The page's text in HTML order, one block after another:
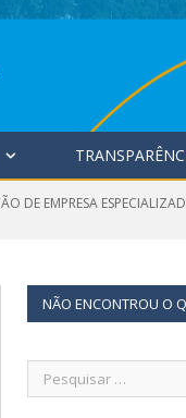
DE EMPRESA
NÃO ENCONTROU O